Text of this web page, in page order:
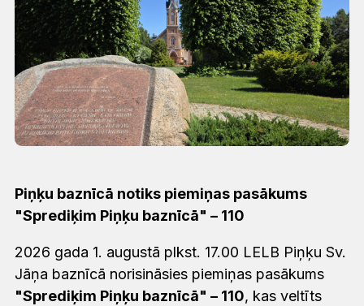
Piņķu baznīcā notiks piemiņas pasākums
"Sprediķim Piņķu baznīcā" – 110
2026 gada 1. augustā plkst. 17.00 LELB Piņķu Sv.
Jāņa baznīcā norisināsies piemiņas pasākums
"Sprediķim Piņķu baznīcā" – 110, kas veltīts